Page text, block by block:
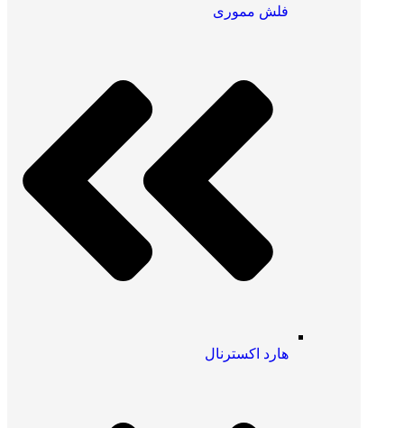
فلش مموری
هارد اکسترنال